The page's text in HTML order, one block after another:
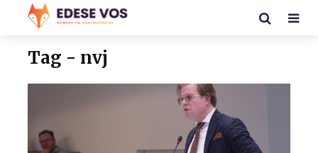
Tag - nvj